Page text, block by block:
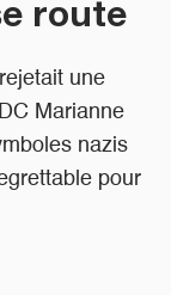
route
une
Marianne
nazis
pour